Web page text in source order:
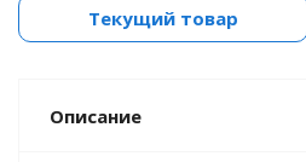
Текущий товар
Описание